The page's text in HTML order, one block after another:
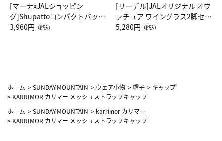
[マーナxJALショッピン
グ]Shupattoコンパクトバッグ
Drop JAL客室乗務員（LC）ス
3,960円 （税込）
[リーデル]JALオリジナル オヴ
ァチュア ワイングラス2脚セッ
ト（レッドワイン）
5,280円 （税込）
ホーム >SUNDAY MOUNTAIN > ウェア小物 >帽子 > キャップ
> KARRIMOR カリマー メッシュストラップキャップ
ホーム >SUNDAY MOUNTAIN > karrimor カリマー
> KARRIMOR カリマー メッシュストラップキャップ